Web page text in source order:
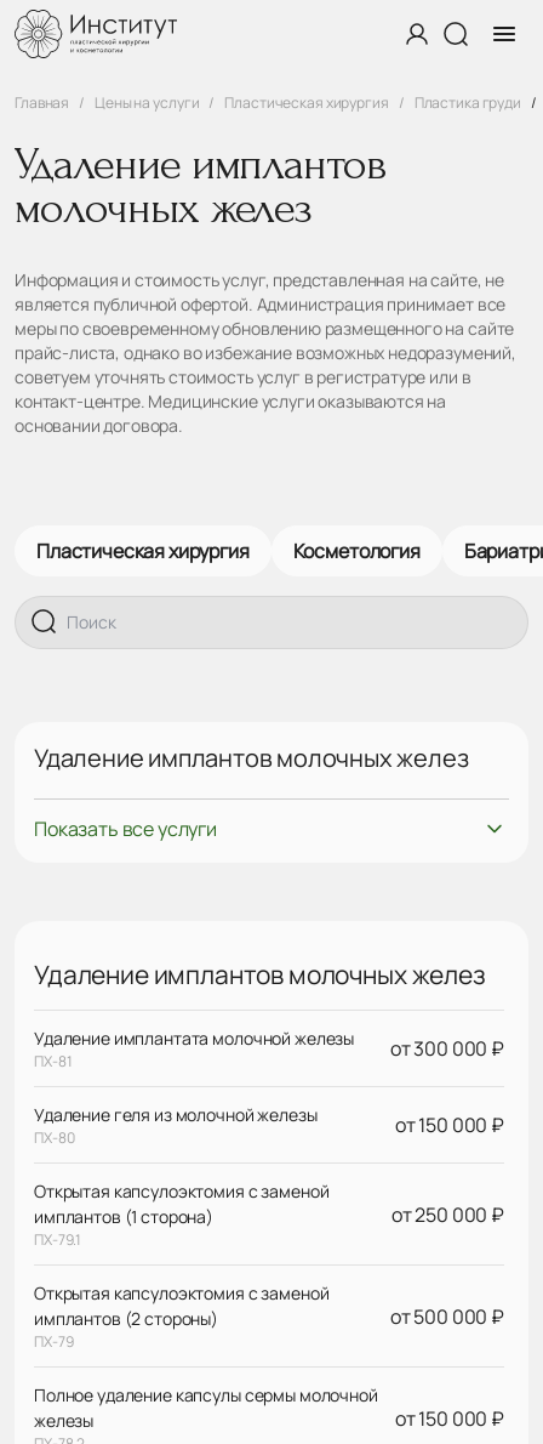
Главная Цены на услуги Пластическая хирургия Пластика груди
Удаление имплантов
молочных желез
Информация и стоимость услуг, представленная на сайте, не
является публичной офертой. Администрация принимает все
меры по своевременному обновлению размещенного на сайте
прайс-листа, однако во избежание возможных недоразумений,
советуем уточнять стоимость услуг в регистратуре или в
контакт-центре. Медицинские услуги оказываются на
основании договора.
Пластическая хирургия Косметология
Удаление имплантов молочных желез
Показать все услуги
Удаление имплантов молочных желез
Удаление имплантата молочной железы
ПХ-81 от 300 000 ₽
Удаление геля из молочной железы
ПХ-80 от 150 000 ₽
Открытая капсулоэктомия с заменой
имплантов (1 сторона)
ПХ-79.1
от 250 000 ₽
Открытая капсулоэктомия с заменой
имплантов (2 стороны)
ПХ-79
от 500 000 ₽
Полное удаление капсулы сермы молочной
железы
от 150 000 ₽